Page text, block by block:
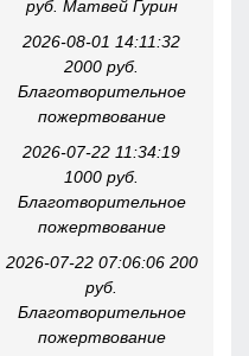
руб. Матвей Гурин
2026-08-01 14:11:32
2000 руб.
Благотворительное
пожертвование
2026-07-22 11:34:19
1000 руб.
Благотворительное
пожертвование
2026-07-22 07:06:06 200
руб.
Благотворительное
пожертвование